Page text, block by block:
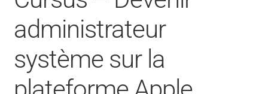
administrateur
système sur la